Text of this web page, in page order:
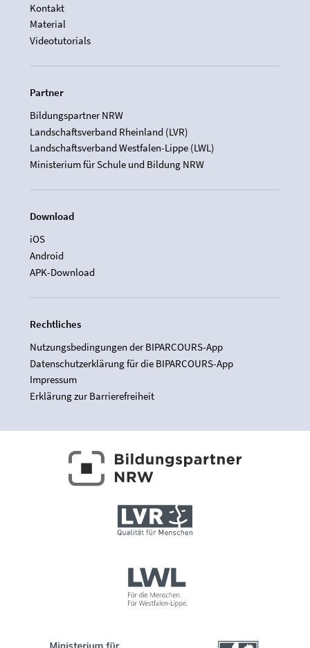
Kontakt
Material
Videotutorials
Partner
Bildungspartner NRW
Landschaftsverband Rheinland (LVR)
Landschaftsverband Westfalen-Lippe (LWL)
Ministerium für Schule und Bildung NRW
Download
iOS
Android
APK-Download
Rechtliches
Nutzungsbedingungen der BIPARCOURS-App
Datenschutzerklärung für die BIPARCOURS-App
Impressum
Erklärung zur Barrierefreiheit